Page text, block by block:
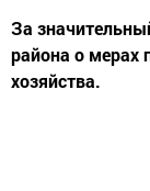
За
района о мерах
хозяйства.